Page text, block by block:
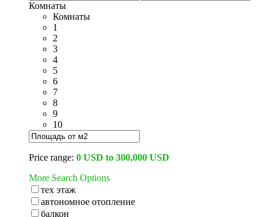
Комнаты
Комнаты
1
2
3
4
5
6
7
8
9
10
Price range: 0 USD to 300,000 USD
More Search Options
тех этаж
автономное отопление
балкон